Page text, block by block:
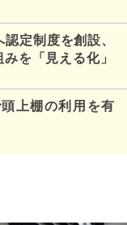
定制度を創設、
を「見える化」
上棚の利用を有